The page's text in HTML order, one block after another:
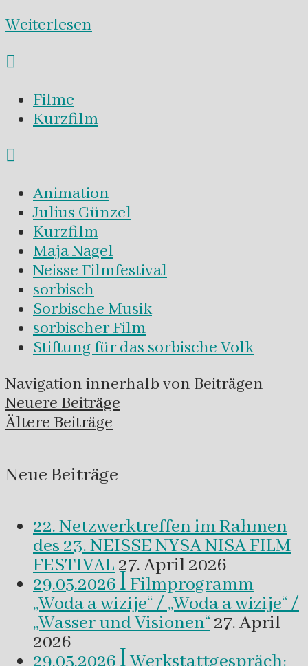
Weiterlesen
Filme
Kurzfilm
Animation
Julius Günzel
Kurzfilm
Maja Nagel
Neisse Filmfestival
sorbisch
Sorbische Musik
sorbischer Film
Stiftung für das sorbische Volk
Navigation innerhalb von Beiträgen
Neuere Beiträge
Ältere Beiträge
Neue Beiträge
22. Netzwerktreffen im Rahmen
des 23. NEISSE NYSA NISA FILM
FESTIVAL27. April 2026
29.05.2026 ꟾ Filmprogramm
„Woda a wizije“ / „Woda a wizije“ /
„Wasser und Visionen“27. April
2026